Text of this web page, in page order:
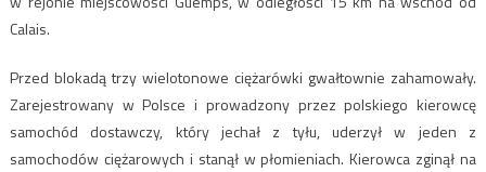
Calais.
Przed blokadą trzy wielotonowe ciężarówki gwałtownie zahamowały.
Zarejestrowany w Polsce i prowadzony przez polskiego kierowcę
samochód dostawczy, który jechał z tyłu, uderzył w jeden z
samochodów ciężarowych i stanął w płomieniach. Kierowca zginął na